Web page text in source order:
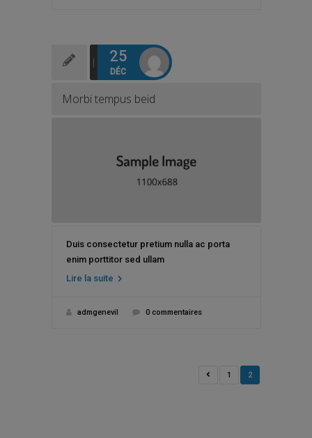
25
DÉC
Morbi tempus beid
Duis consectetur pretium nulla ac porta
enim porttitor sed ullam
Lire la suite
admgenevil 0 commentaires
1 2